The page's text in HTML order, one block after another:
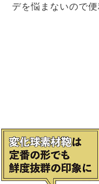
デを悩まないので便